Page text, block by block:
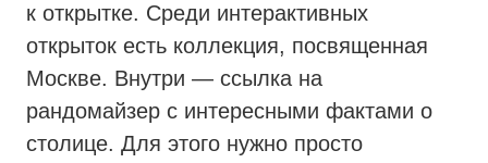
к открытке. Среди интерактивных
открыток есть коллекция, посвященная
Москве. Внутри — ссылка на
рандомайзер с интересными фактами о
столице. Для этого нужно просто